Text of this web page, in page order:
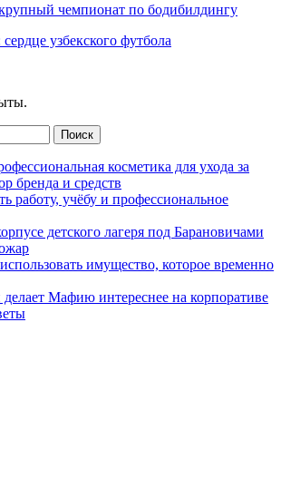
чемпионат по бодибилдингу
узбекского футбола
косметика для ухода за
бренда и средств
работу, учёбу и профессиональное
детского лагеря под Барановичами
имущество, которое временно
Мафию интереснее на корпоративе